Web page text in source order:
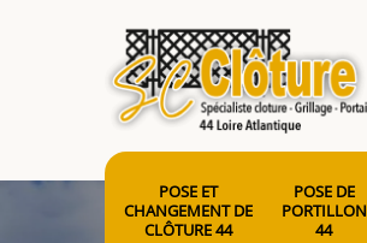
POSE ET
CHANGEMENT DE
CLÔTURE 44
POSE DE
PORTILLON
44